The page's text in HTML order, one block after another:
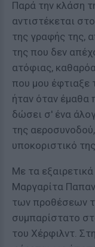
Παρά την κλάση
αντιστέκεται
της γραφής της,
της που δεν
ατόφιας,
που μου έφτιαξε
ήταν όταν έμαθα
δώσει σ' ένα
της
υποκοριστικό
Με τα
Μαργαρίτα
των προθέσεων
συμπαρίστατο
του Χέρφιλντ.